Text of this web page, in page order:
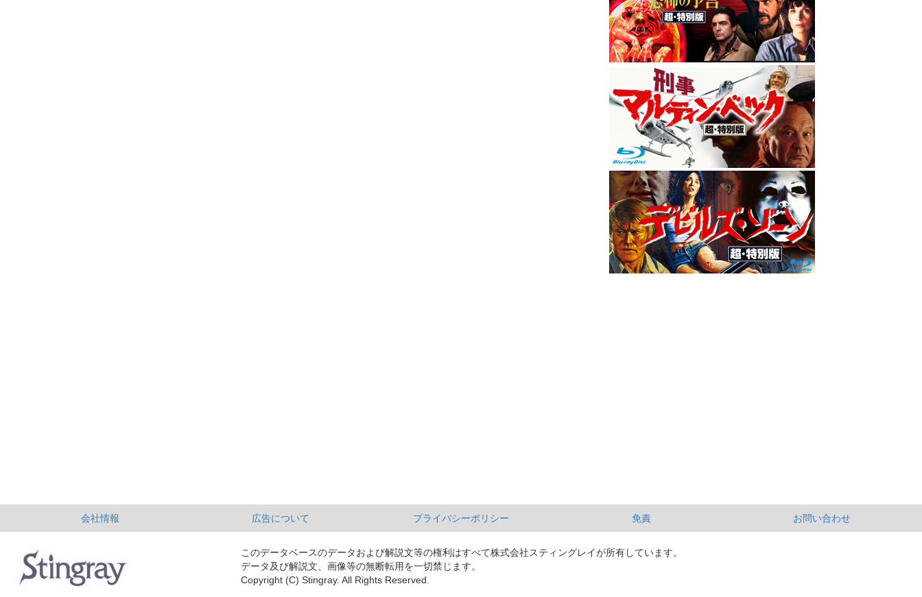
会社情報 広告について プライバシーポリシー 免責 お問い合わせ
このデータベースのデータおよび解説文等の権利はすべて株式会社スティングレイが所有しています。
データ及び解説文、画像等の無断転用を一切禁じます。
Copyright (C) Stingray. All Rights Reserved.